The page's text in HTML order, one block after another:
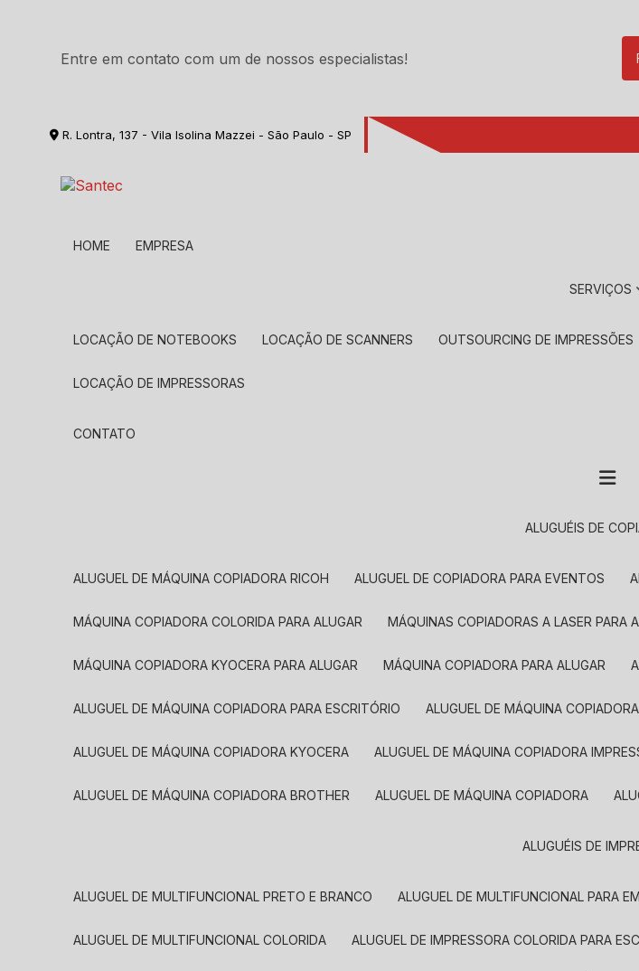
Entre em contato com um de nossos especialistas!
R. Lontra, 137 - Vila Isolina Mazzei - São Paulo - SP
HOME EMPRESA
SERVIÇOS
LOCAÇÃO DE NOTEBOOKS LOCAÇÃO DE SCANNERS OUTSOURCING DE IMPRESSÕES
LOCAÇÃO DE IMPRESSORAS
CONTATO
ALUGUÉIS DE
ALUGUEL DE MÁQUINA COPIADORA RICOH ALUGUEL DE COPIADORA PARA EVENTOS
MÁQUINA COPIADORA COLORIDA PARA ALUGAR MÁQUINAS COPIADORAS A LASER PARA
MÁQUINA COPIADORA KYOCERA PARA ALUGAR MÁQUINA COPIADORA PARA ALUGAR
ALUGUEL DE MÁQUINA COPIADORA PARA ESCRITÓRIO ALUGUEL DE MÁQUINA
ALUGUEL DE MÁQUINA COPIADORA KYOCERA ALUGUEL DE MÁQUINA COPIADORA
ALUGUEL DE MÁQUINA COPIADORA BROTHER ALUGUEL DE MÁQUINA COPIADORA
ALUGUÉIS DE
ALUGUEL DE MULTIFUNCIONAL PRETO E BRANCO ALUGUEL DE MULTIFUNCIONAL PARA
ALUGUEL DE MULTIFUNCIONAL COLORIDA ALUGUEL DE IMPRESSORA COLORIDA PARA